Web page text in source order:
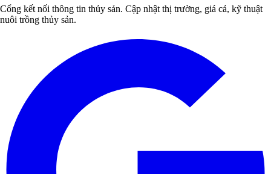
Cổng kết nối thông tin thủy sản. Cập nhật thị trường, giá cả, kỹ thuật
nuôi trồng thủy sản.